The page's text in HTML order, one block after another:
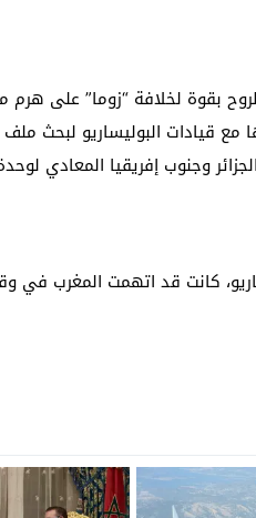
بقوة لخلافة “زوما” على هرم
قيادات البوليساريو لبحث ملف
وجنوب إفريقيا المعادي
كانت قد اتهمت المغرب في